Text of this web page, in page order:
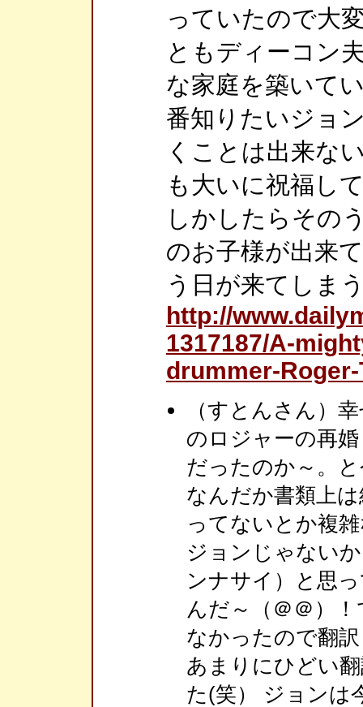
っていたので大
ともディーコン
な家庭を築いて
番知りたいジョ
くことは出来な
も大いに祝福し
しかしたらその
のお子様が出来
う日が来てしま
http://
1317187/A-
drummer-
（すとんさん）
のロジャーの再
だったのか～。
なんだか書類上
ってないとか複
ジョンじゃない
ンナサイ）と思
んだ～（＠＠）
なかったので翻
あまりにひどい
た(笑） ジョンは